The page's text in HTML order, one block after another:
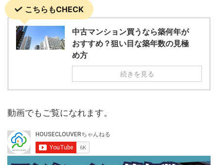
こちらもCHECK
中古マンション買うなら築何年が
おすすめ？狙い目な築年数の見極
め方
続きを見る
動画でもご覧になれます。